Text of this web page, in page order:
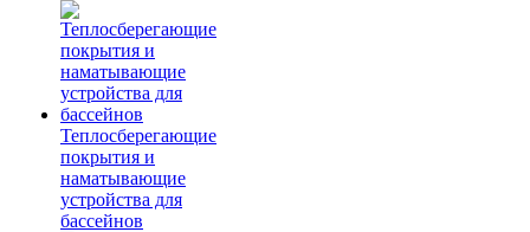
Теплосберегающие
покрытия и
наматывающие
устройства для
бассейнов